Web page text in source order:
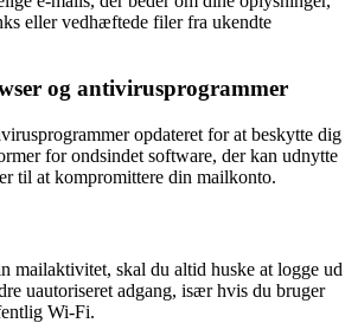
eller vedhæftede filer fra ukendte
og antivirusprogrammer
opdateret for at beskytte dig
for ondsindet software, der kan udnytte
til at kompromittere din mailkonto.
mailaktivitet, skal du altid huske at logge ud
uautoriseret adgang, især hvis du bruger
Wi-Fi.